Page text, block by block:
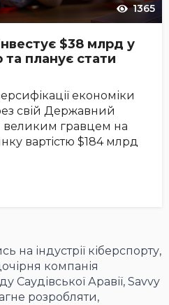
1365
$38 млрд у
та планує стати
економіки
свій Державний
великим гравцем на
вартістю $184 млрд
на індустрії кіберспорту,
компанія
Саудівської Аравії, Savvy
розробляти,